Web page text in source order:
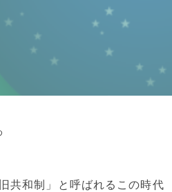
共和制」と呼ばれるこの時代